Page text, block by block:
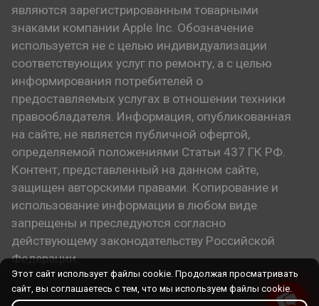
являются зарегистрированным товарными
знаками компании Apple Inc. Обозначение
используется не с целью индивидуализации
соответствующих услуг по ремонту, а с целью
информирования потребителей о
предоставляемых услугах в отношении техники
правообладателя. Информация, опубликованная
на сайте, не является публичной офертой,
определяемой положениями Статьи 437 ГК РФ.
Контент, представленный на данном сайте,
защищен авторскими правами. Копирование и
использование информации в любом виде
запрещены и преследуются согласно
действующему законодательству Российской
Федерации.
Этот сайт использует файлы cookie. Продолжая просматривать
сайт, вы соглашаетесь с тем, что мы используем файлы cookie.